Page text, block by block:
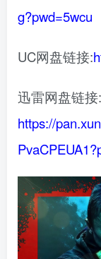
g?pwd=5wcu
UC网盘链接:
迅雷网盘链接:
https://